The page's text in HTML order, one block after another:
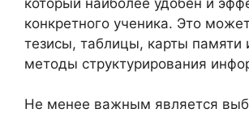
конкретного ученика. Это
тезисы, таблицы, карты памяти
методы структурирования
Не менее важным является